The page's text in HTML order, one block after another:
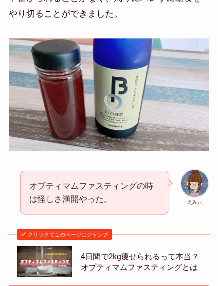
やり切ることができました。
えみぃ
オプティマムファスティングの時
は怪しさ満開やった。
クリックでこのページにジャンプ
4日間で2kg痩せられるって本当？
オプティマムファスティングとは